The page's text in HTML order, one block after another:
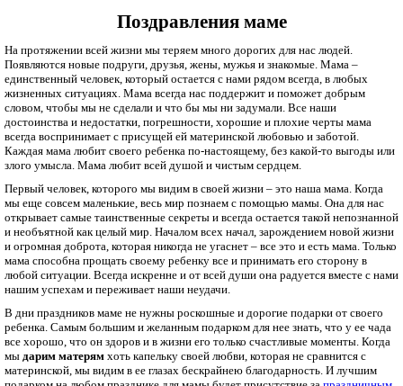
Поздравления маме
На протяжении всей жизни мы теряем много дорогих для нас людей.
Появляются новые подруги, друзья, жены, мужья и знакомые. Мама –
единственный человек, который остается с нами рядом всегда, в любых
жизненных ситуациях. Мама всегда нас поддержит и поможет добрым
словом, чтобы мы не сделали и что бы мы ни задумали. Все наши
достоинства и недостатки, погрешности, хорошие и плохие черты мама
всегда воспринимает с присущей ей материнской любовью и заботой.
Каждая мама любит своего ребенка по-настоящему, без какой-то выгоды или
злого умысла. Мама любит всей душой и чистым сердцем.
Первый человек, которого мы видим в своей жизни – это наша мама. Когда
мы еще совсем маленькие, весь мир познаем с помощью мамы. Она для нас
открывает самые таинственные секреты и всегда остается такой непознанной
и необъятной как целый мир. Началом всех начал, зарождением новой жизни
и огромная доброта, которая никогда не угаснет – все это и есть мама. Только
мама способна прощать своему ребенку все и принимать его сторону в
любой ситуации. Всегда искренне и от всей души она радуется вместе с нами
нашим успехам и переживает наши неудачи.
В дни праздников маме не нужны роскошные и дорогие подарки от своего
ребенка. Самым большим и желанным подарком для нее знать, что у ее чада
все хорошо, что он здоров и в жизни его только счастливые моменты. Когда
мы дарим матерям хоть капельку своей любви, которая не сравнится с
материнской, мы видим в ее глазах бескрайнею благодарность. И лучшим